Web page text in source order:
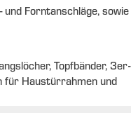
Forntanschläge, sowie
Topfbänder, 3er-
für Haustürrahmen und